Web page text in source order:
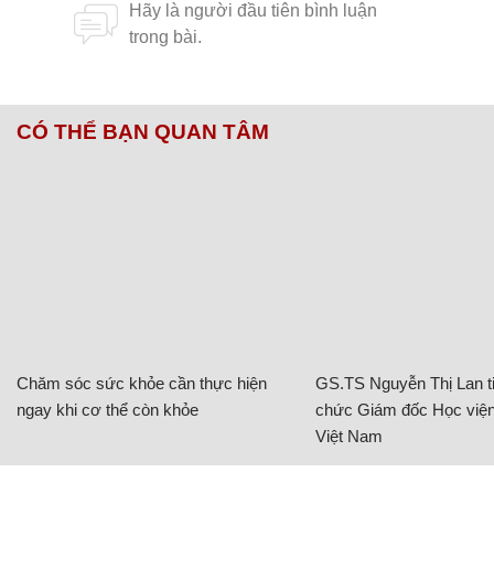
CÓ THỂ BẠN QUAN TÂM
Chăm sóc sức khỏe cần thực hiện
ngay khi cơ thể còn khỏe
GS.TS Nguyễn Thị Lan
chức Giám đốc Học
Việt Nam